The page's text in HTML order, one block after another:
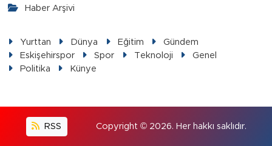
Haber Arşivi
Yurttan Dünya Eğitim
Gündem
Eskişehirspor
Spor Teknoloji
Genel
Politika
Künye
RSS Copyright © 2026. Her hakkı saklıdır.